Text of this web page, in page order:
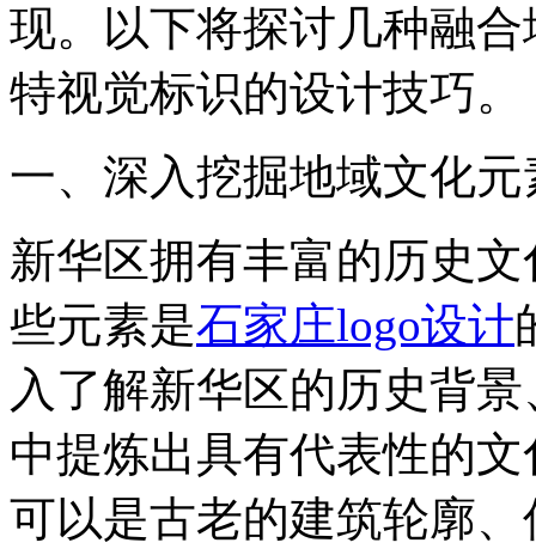
现。以下将探讨几种融
特视觉标识的设计技巧。
一、深入挖掘地域文化元
新华区拥有丰富的历史
些元素是石家庄logo设计
入了解新华区的历史背
中提炼出具有代表性的
可以是古老的建筑轮廓